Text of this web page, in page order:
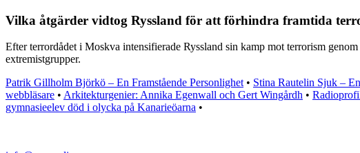
Vilka åtgärder vidtog Ryssland för att förhindra framtida
Efter terrordådet i Moskva intensifierade Ryssland sin kamp mot terrorism
extremistgrupper.
Patrik Gillholm Björkö – En Framstående Personlighet • Stina Rautelin Sjuk –
webbläsare • Arkitekturgenier: Annika Egenwall och Gert Wingårdh •
gymnasieelev död i olycka på Kanarieöarna •